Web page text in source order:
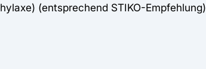
(entsprechend STIKO-Empfehlung)